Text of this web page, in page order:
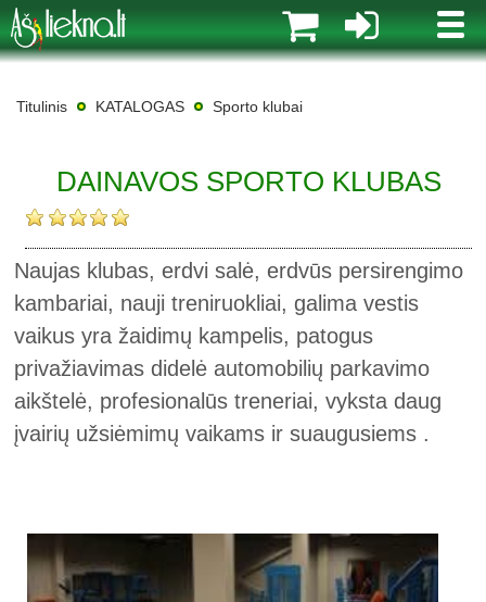
MENIU
Titulinis KATALOGAS Sporto klubai
DAINAVOS SPORTO KLUBAS
Naujas klubas, erdvi salė, erdvūs persirengimo
kambariai, nauji treniruokliai, galima vestis
vaikus yra žaidimų kampelis, patogus
privažiavimas didelė automobilių parkavimo
aikštelė, profesionalūs treneriai, vyksta daug
įvairių užsiėmimų vaikams ir suaugusiems .